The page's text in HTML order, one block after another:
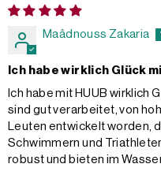
Maâdnouss Zakaria
Ich habe wirklich Glück
Ich habe mit HUUB wirklich
sind gut verarbeitet, von
Leuten entwickelt worden,
Schwimmern und
robust und bieten im